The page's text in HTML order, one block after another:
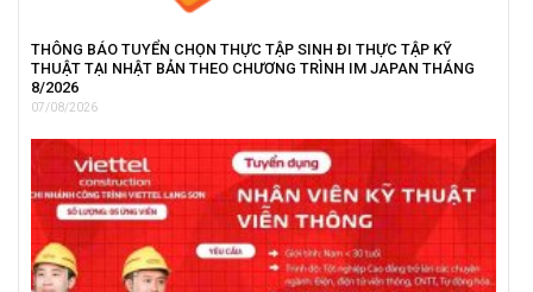
THÔNG BÁO TUYỂN CHỌN THỰC TẬP SINH ĐI THỰC TẬP KỸ
THUẬT TẠI NHẬT BẢN THEO CHƯƠNG TRÌNH IM JAPAN THÁNG
8/2026
07/08/2026